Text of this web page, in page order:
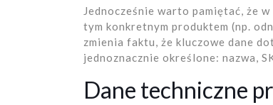
Jednocześnie warto pamiętać, że
tym konkretnym produktem (np.
zmienia faktu, że kluczowe dane
jednoznacznie określone: nazwa,
Dane techniczne